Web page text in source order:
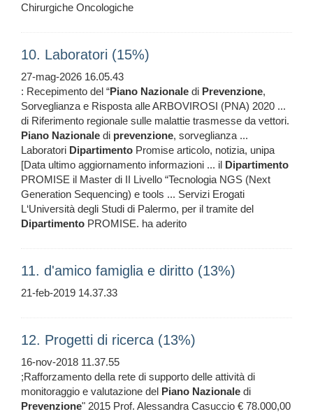
Chirurgiche Oncologiche
10. Laboratori (15%)
27-mag-2026 16.05.43
: Recepimento del “Piano Nazionale di Prevenzione,
Sorveglianza e Risposta alle ARBOVIROSI (PNA) 2020 ...
di Riferimento regionale sulle malattie trasmesse da vettori.
Piano Nazionale di prevenzione, sorveglianza ...
Laboratori Dipartimento Promise articolo, notizia, unipa
[Data ultimo aggiornamento informazioni ... il Dipartimento
PROMISE il Master di II Livello “Tecnologia NGS (Next
Generation Sequencing) e tools ... Servizi Erogati
L‘Università degli Studi di Palermo, per il tramite del
Dipartimento PROMISE. ha aderito
11. d'amico famiglia e diritto (13%)
21-feb-2019 14.37.33
12. Progetti di ricerca (13%)
16-nov-2018 11.37.55
;Rafforzamento della rete di supporto delle attività di
monitoraggio e valutazione del Piano Nazionale di
Prevenzione" 2015 Prof. Alessandra Casuccio € 78.000,00